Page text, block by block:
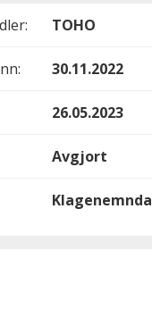
TOHO
30.11.2022
26.05.2023
Avgjort
Klagenemnda